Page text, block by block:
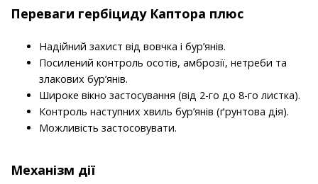
Переваги гербіциду Каптора плюс
Надійний захист від вовчка і бур’янів.
Посилений контроль осотів, амброзії, нетреби та
злакових бур’янів.
Широке вікно застосування (від 2-го до 8-го листка).
Контроль наступних хвиль бур’янів (ґрунтова дія).
Можливість застосовувати.
Механізм дії